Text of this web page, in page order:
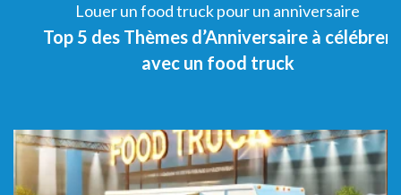
Louer un food truck pour un anniversaire
Top 5 des Thèmes d’Anniversaire à célébrer
avec un food truck